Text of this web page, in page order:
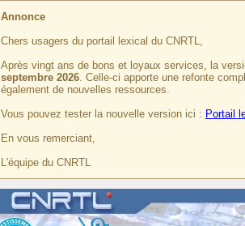
Annonce
Chers usagers du portail lexical du CNRTL,
Après vingt ans de bons et loyaux services, la
septembre 2026. Celle-ci apporte une refonte
également de nouvelles ressources.
Vous pouvez tester la nouvelle version ici : Portail
En vous remerciant,
L'équipe du CNRTL